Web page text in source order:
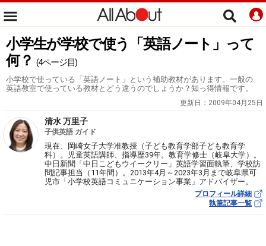
小学生が学校で使う「英語ノート」って
何？ (4ページ目)
小学校で使っている「英語ノート」という補助教材があります。一般の
英語教室で使っている教材とどう違うのでしょうか？知っ得情報です。
更新日： 2009年04月25日
清水 万里子
子供英語 ガイド
現在、岡崎女子大学准教授（子ども教育学部子ども教育学
科）。児童英語講師、指導歴39年。教育学修士（岐阜大学）。
中日新聞「中日こどもウイークリー」英語学習面執筆、学校訪
問記事担当（11年間）。2013年4月～2023年3月まで岐阜県可
児市「小学校英語コミュニケーション事業」アドバイザー。
プロフィール詳細
執筆記事一覧